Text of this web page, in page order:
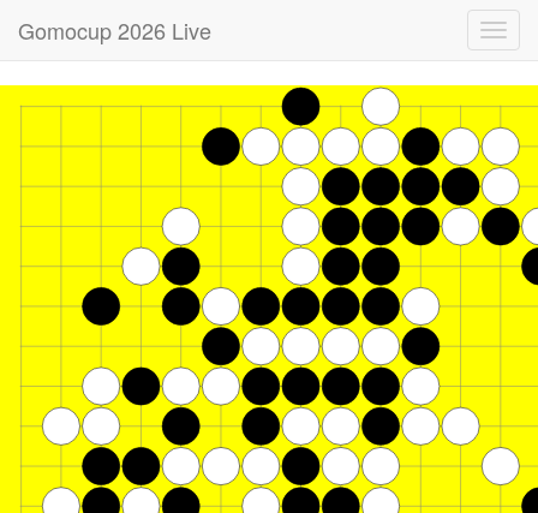
Gomocup 2026 Live